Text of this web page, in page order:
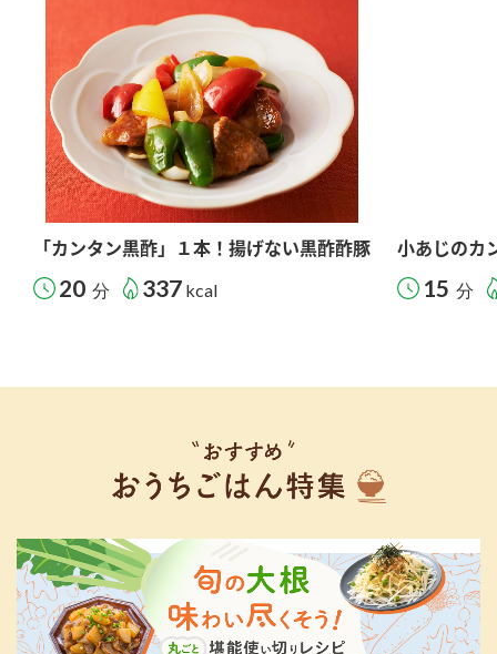
「カンタン黒酢」１本！揚げない黒酢酢豚
20 分 337 kcal
小あじのカ
15 分